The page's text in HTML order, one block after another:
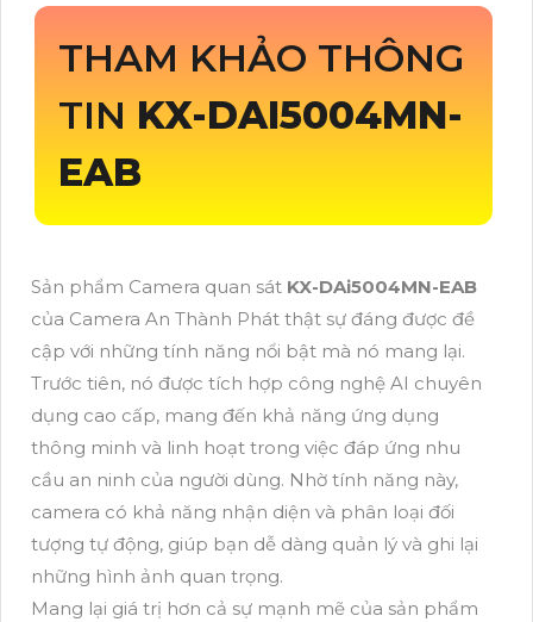
THAM KHẢO THÔNG
TIN KX-DAI5004MN-
EAB
Sản phẩm Camera quan sát KX-DAi5004MN-EAB
của Camera An Thành Phát thật sự đáng được đề
cập với những tính năng nổi bật mà nó mang lại.
Trước tiên, nó được tích hợp công nghệ AI chuyên
dụng cao cấp, mang đến khả năng ứng dụng
thông minh và linh hoạt trong việc đáp ứng nhu
cầu an ninh của người dùng. Nhờ tính năng này,
camera có khả năng nhận diện và phân loại đối
tượng tự động, giúp bạn dễ dàng quản lý và ghi lại
những hình ảnh quan trọng.
Mang lại giá trị hơn cả sự mạnh mẽ của sản phẩm